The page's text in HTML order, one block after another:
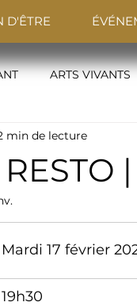
D'ÊTRE
ARTS VIVANTS
min de lecture
Mardi 17 février
19h30